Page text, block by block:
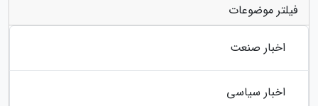
فیلتر موضوعات
اخبار صنعت
اخبار سیاسی